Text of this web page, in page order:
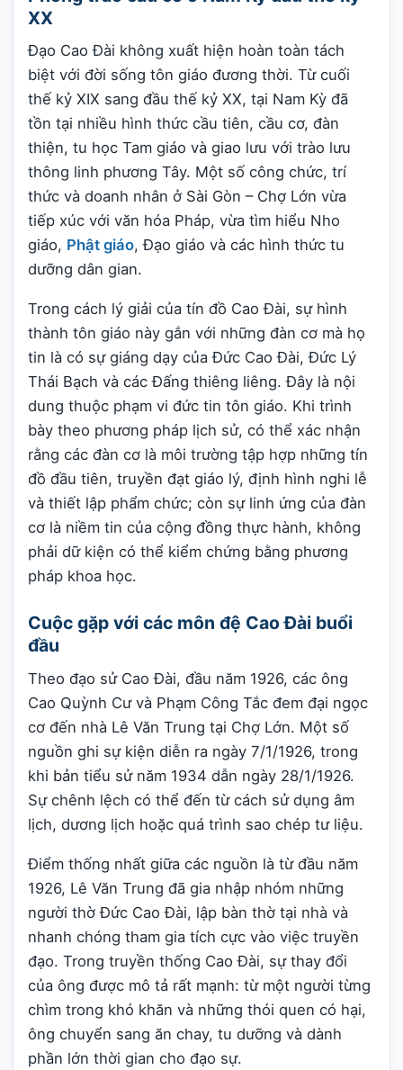
XX
Đạo Cao Đài không xuất hiện hoàn toàn tách
biệt với đời sống tôn giáo đương thời. Từ cuối
thế kỷ XIX sang đầu thế kỷ XX, tại Nam Kỳ đã
tồn tại nhiều hình thức cầu tiên, cầu cơ, đàn
thiện, tu học Tam giáo và giao lưu với trào lưu
thông linh phương Tây. Một số công chức, trí
thức và doanh nhân ở Sài Gòn – Chợ Lớn vừa
tiếp xúc với văn hóa Pháp, vừa tìm hiểu Nho
giáo, Phật giáo, Đạo giáo và các hình thức tu
dưỡng dân gian.
Trong cách lý giải của tín đồ Cao Đài, sự hình
thành tôn giáo này gắn với những đàn cơ mà họ
tin là có sự giáng dạy của Đức Cao Đài, Đức Lý
Thái Bạch và các Đấng thiêng liêng. Đây là nội
dung thuộc phạm vi đức tin tôn giáo. Khi trình
bày theo phương pháp lịch sử, có thể xác nhận
rằng các đàn cơ là môi trường tập hợp những tín
đồ đầu tiên, truyền đạt giáo lý, định hình nghi lễ
và thiết lập phẩm chức; còn sự linh ứng của đàn
cơ là niềm tin của cộng đồng thực hành, không
phải dữ kiện có thể kiểm chứng bằng phương
pháp khoa học.
Cuộc gặp với các môn đệ Cao Đài buổi
đầu
Theo đạo sử Cao Đài, đầu năm 1926, các ông
Cao Quỳnh Cư và Phạm Công Tắc đem đại ngọc
cơ đến nhà Lê Văn Trung tại Chợ Lớn. Một số
nguồn ghi sự kiện diễn ra ngày 7/1/1926, trong
khi bản tiểu sử năm 1934 dẫn ngày 28/1/1926.
Sự chênh lệch có thể đến từ cách sử dụng âm
lịch, dương lịch hoặc quá trình sao chép tư liệu.
Điểm thống nhất giữa các nguồn là từ đầu năm
1926, Lê Văn Trung đã gia nhập nhóm những
người thờ Đức Cao Đài, lập bàn thờ tại nhà và
nhanh chóng tham gia tích cực vào việc truyền
đạo. Trong truyền thống Cao Đài, sự thay đổi
của ông được mô tả rất mạnh: từ một người từng
chìm trong khó khăn và những thói quen có hại,
ông chuyển sang ăn chay, tu dưỡng và dành
phần lớn thời gian cho đạo sự.